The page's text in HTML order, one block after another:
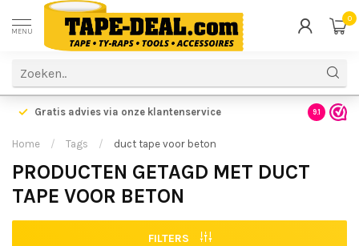
MENU
0
Gratis advies via onze klantenservice 9.1
Home / Tags / duct tape voor beton
PRODUCTEN GETAGD MET DUCT
TAPE VOOR BETON
FILTERS